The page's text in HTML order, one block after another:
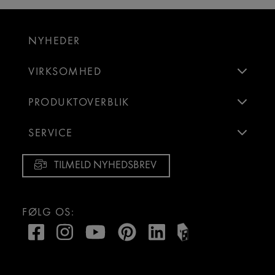
NYHEDER
VIRKSOMHED
PRODUKTOVERBLIK
SERVICE
TILMELD NYHEDSBREV
FØLG OS: